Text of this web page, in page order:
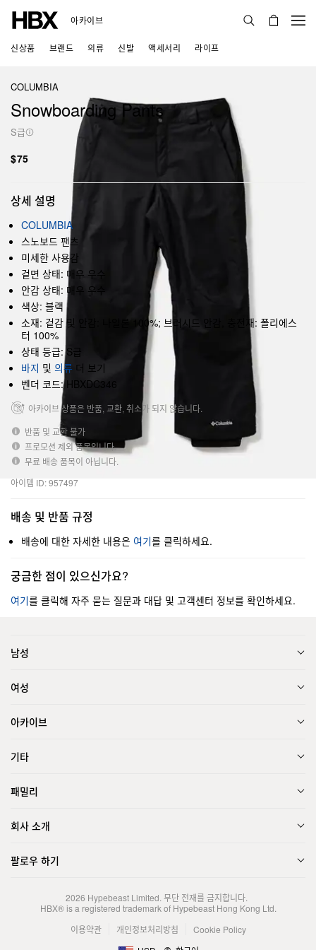
아카이브
신상품 브랜드 의류 신발 액세서리 라이프
COLUMBIA
Snowboarding Pants
S급
$75
상세 설명
COLUMBIA
스노보드 팬츠
미세한 사용감
겉면 상태: 매우 우수
안감 상태: 매우 우수
색상: 블랙
소재: 겉감 및 안감: 나일론 100%; 브러시드 안감, 충전재: 폴리에스
터 100%
상태 등급: S급
바지 및 의류 더 보기
벤더 코드: HBXDC346
아카이브 상품은 반품, 교환, 취소가 되지 않습니다.
반품 및 교환 불가
프로모션 제외 품목입니다.
무료 배송 품목이 아닙니다.
아이템 ID: 957497
배송 및 반품 규정
배송에 대한 자세한 내용은 여기를 클릭하세요.
궁금한 점이 있으신가요?
여기를 클릭해 자주 묻는 질문과 대답 및 고객센터 정보를 확인하세요.
남성
여성
아카이브
기타
패밀리
회사 소개
팔로우 하기
2026 Hypebeast Limited. 무단 전재를 금지합니다.
HBX® is a registered trademark of Hypebeast Hong Kong Ltd.
이용약관
개인정보처리방침
Cookie Policy